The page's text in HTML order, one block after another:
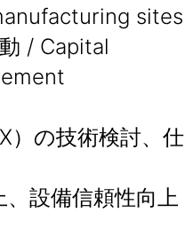
sites
/ Capital
）の技術検討、仕
設備信頼性向上